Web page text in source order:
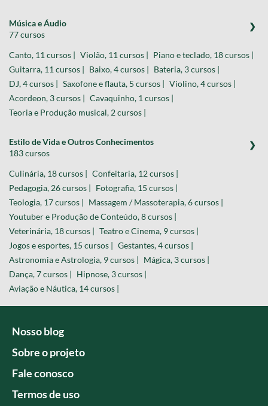
Música e Áudio
77 cursos
Canto, 11 cursos | Violão, 11 cursos | Piano e teclado, 18 cursos |
Guitarra, 11 cursos | Baixo, 4 cursos | Bateria, 3 cursos |
DJ, 4 cursos | Saxofone e flauta, 5 cursos | Violino, 4 cursos |
Acordeon, 3 cursos | Cavaquinho, 1 cursos |
Teoria e Produção musical, 2 cursos |
Estilo de Vida e Outros Conhecimentos
183 cursos
Culinária, 18 cursos | Confeitaria, 12 cursos |
Pedagogia, 26 cursos | Fotografia, 15 cursos |
Teologia, 17 cursos | Massagem / Massoterapia, 6 cursos |
Youtuber e Produção de Conteúdo, 8 cursos |
Veterinária, 18 cursos | Teatro e Cinema, 9 cursos |
Jogos e esportes, 15 cursos | Gestantes, 4 cursos |
Astronomia e Astrologia, 9 cursos | Mágica, 3 cursos |
Dança, 7 cursos | Hipnose, 3 cursos |
Aviação e Náutica, 14 cursos |
Nosso blog
Sobre o projeto
Fale conosco
Termos de uso